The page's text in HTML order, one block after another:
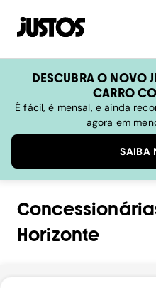
DESCUBRA O NOVO
CARRO
É fácil, é mensal, e ainda
agora em
SAIBA
Horizonte